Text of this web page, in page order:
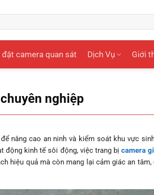
đặt camera quan sát Dịch Vụ Giới
nghiệp
nâng cao an ninh và kiểm soát khu vực
động kinh tế sôi động, việc trang bị camera
hiệu quả mà còn mang lại cảm giác an tâm,